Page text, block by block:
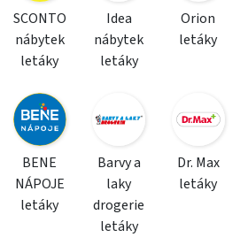
SCONTO
nábytek
letáky
Idea
nábytek
letáky
Orion
letáky
BENE
NÁPOJE
letáky
Barvy a
laky
drogerie
letáky
Dr. Max
letáky